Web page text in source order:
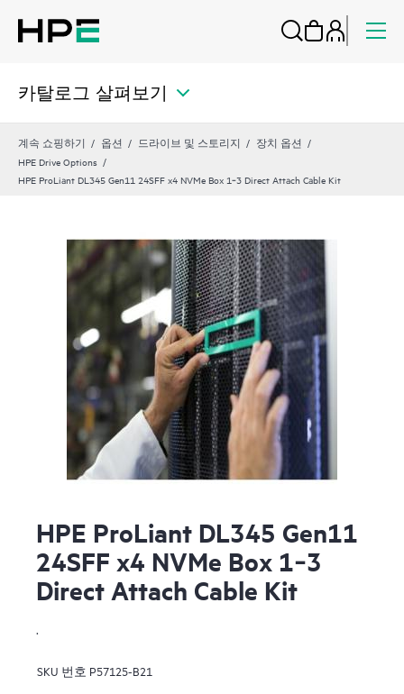
카탈로그 살펴보기
계속 쇼핑하기 옵션 드라이브 및 스토리지
장치 옵션
HPE Drive Options
HPE ProLiant DL345 Gen11 24SFF x4 NVMe Box 1‑3 Direct Attach Cable Kit
HPE ProLiant DL345 Gen11
24SFF x4 NVMe Box 1‑3
Direct Attach Cable Kit
SKU 번호 P57125-B21